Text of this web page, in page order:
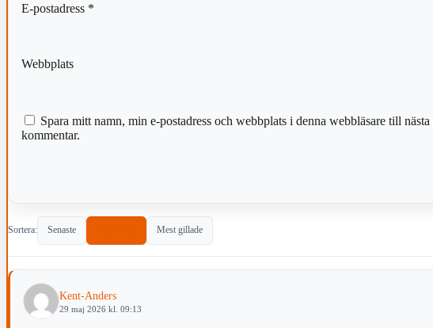
E-postadress *
Webbplats
Spara mitt namn, min e-postadress och webbplats i denna webbläsare till
kommentar.
Sortera: Senaste Mest gillade
Kent-Anders
29 maj 2026 kl. 09:13